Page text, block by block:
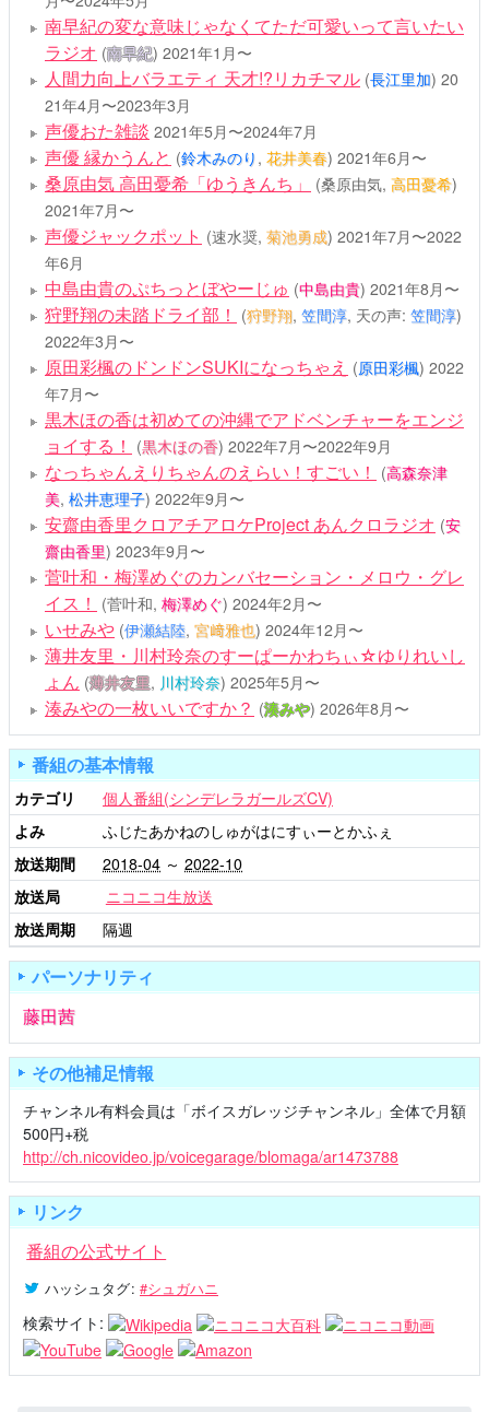
南早紀の変な意味じゃなくてただ可愛いって言いたい
ラジオ (南早紀) 2021年1月〜
人間力向上バラエティ 天才!?リカチマル (長江里加) 20
21年4月〜2023年3月
声優おた雑談 2021年5月〜2024年7月
声優 縁かうんと (鈴木みのり , 花井美春) 2021年6月〜
桑原由気 高田憂希「ゆうきんち」 (桑原由気, 高田憂希)
2021年7月〜
声優ジャックポット (速水奨, 菊池勇成) 2021年7月〜2022
年6月
中島由貴のぷちっとぼやーじゅ (中島由貴) 2021年8月〜
狩野翔の未踏ドライ部！ (狩野翔, 笠間淳, 天の声: 笠間淳)
2022年3月〜
原田彩楓のドンドンSUKIになっちゃえ (原田彩楓) 2022
年7月〜
黒木ほの香は初めての沖縄でアドベンチャーをエンジ
ョイする！ (黒木ほの香) 2022年7月〜2022年9月
なっちゃんえりちゃんのえらい！すごい！ (高森奈津
美, 松井恵理子) 2022年9月〜
安齋由香里クロアチアロケProject あんクロラジオ (安
齋由香里) 2023年9月〜
菅叶和・梅澤めぐのカンバセーション・メロウ・グレ
イス！ (菅叶和, 梅澤めぐ) 2024年2月〜
いせみや (伊瀬結陸, 宮﨑雅也) 2024年12月〜
薄井友里・川村玲奈のすーぱーかわちぃ☆ゆりれいし
ょん (薄井友里, 川村玲奈) 2025年5月〜
湊みやの一枚いいですか？ (湊みや) 2026年8月〜
番組の基本情報
カテゴリ
個人番組(シンデレラガールズCV)
よみ
ふじたあかねのしゅがはにすぃーとかふぇ
放送期間
2018-04 ～ 2022-10
放送局
ニコニコ生放送
放送周期
隔週
パーソナリティ
藤田茜
その他補足情報
チャンネル有料会員は「ボイスガレッジチャンネル」全体で月額
500円+税
http://ch.nicovideo.jp/voicegarage/blomaga/ar1473788
リンク
番組の公式サイト
ハッシュタグ: #シュガハニ
検索サイト: